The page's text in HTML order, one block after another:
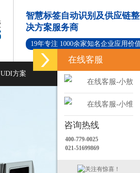
智慧标签自动识别及供应链
决方案服务商
19年专注 1000余家知名企业应用价
UDI方案 标签打印软件
在线客服
在线客服-小敖
在线客服-小维
咨询热线
400-779-0025
021-51699869
关注有惊喜！